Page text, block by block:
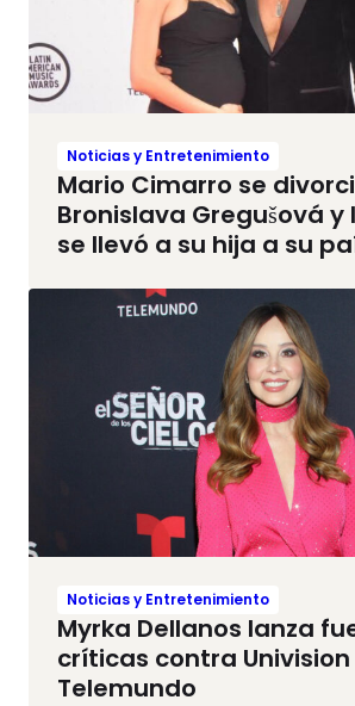
Noticias y Entretenimiento
Mario Cimarro se
Bronislava Gregušová
se llevó a su hija a su
Noticias y Entretenimiento
Myrka Dellanos lanza
críticas contra Univision
Telemundo